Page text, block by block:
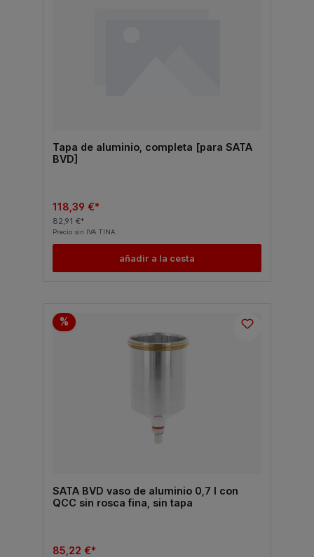
Tapa de aluminio, completa [para SATA
BVD]
118,39 €*
82,91 €*
Precio sin IVA TINA
añadir a la cesta
%
SATA BVD vaso de aluminio 0,7 l con
QCC sin rosca fina, sin tapa
85,22 €*